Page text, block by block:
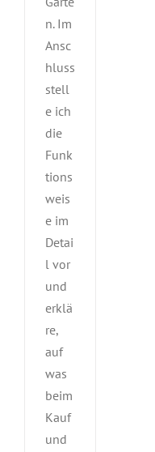
n. Im
Ansc
hluss
stell
e ich
die
Funk
tions
weis
e im
Detai
l vor
und
erklä
re,
auf
was
beim
Kauf
und